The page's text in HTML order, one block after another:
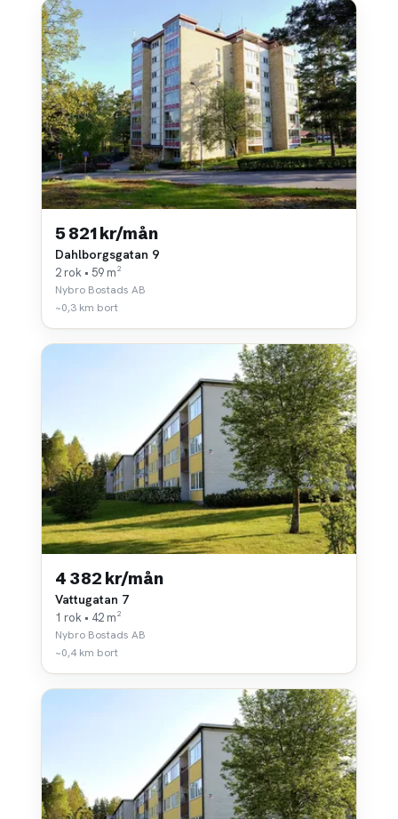
5 821 kr/mån
Dahlborgsgatan 9
2 rok • 59 m²
Nybro Bostads AB
~0,3 km bort
4 382 kr/mån
Vattugatan 7
1 rok • 42 m²
Nybro Bostads AB
~0,4 km bort